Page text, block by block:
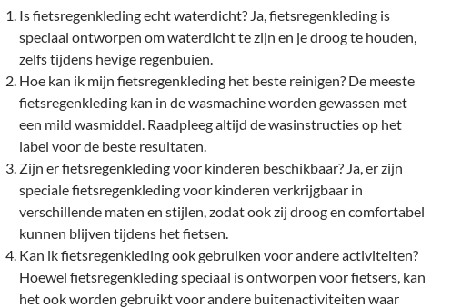
Is fietsregenkleding echt waterdicht? Ja, fietsregenkleding is
speciaal ontworpen om waterdicht te zijn en je droog te houden,
zelfs tijdens hevige regenbuien.
Hoe kan ik mijn fietsregenkleding het beste reinigen? De meeste
fietsregenkleding kan in de wasmachine worden gewassen met
een mild wasmiddel. Raadpleeg altijd de wasinstructies op het
label voor de beste resultaten.
Zijn er fietsregenkleding voor kinderen beschikbaar? Ja, er zijn
speciale fietsregenkleding voor kinderen verkrijgbaar in
verschillende maten en stijlen, zodat ook zij droog en comfortabel
kunnen blijven tijdens het fietsen.
Kan ik fietsregenkleding ook gebruiken voor andere activiteiten?
Hoewel fietsregenkleding speciaal is ontworpen voor fietsers, kan
het ook worden gebruikt voor andere buitenactiviteiten waar